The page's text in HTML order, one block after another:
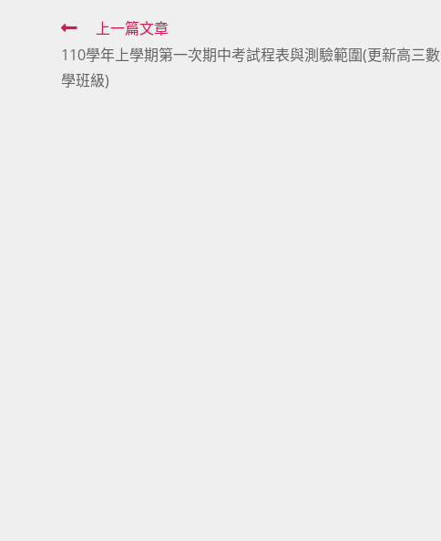
Read
more
articles
上一篇文章
110學年上學期第一次期中考試程表與測驗範圍(更新高三數
學班級)